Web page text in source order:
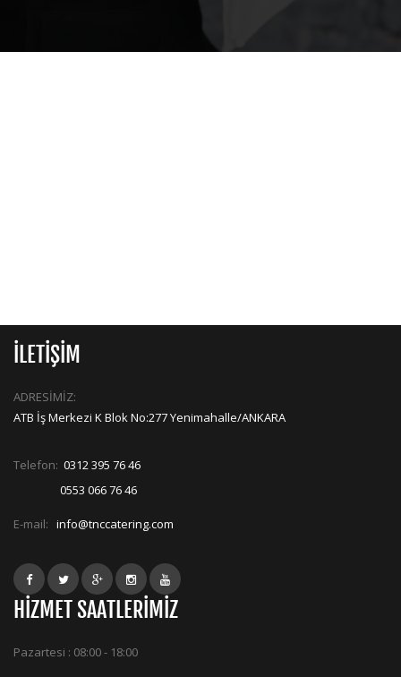
İLETİŞİM
ADRESİMİZ:
ATB İş Merkezi K Blok No:277 Yenimahalle/ANKARA
Telefon: 0312 395 76 46
0553 066 76 46
E-mail: info@tnccatering.com
HİZMET SAATLERİMİZ
Pazartesi : 08:00 - 18:00